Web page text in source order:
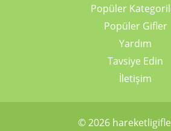
Popüler
Popüler Gifler
Yardım
Tavsiye Edin
İletişim
© 2026